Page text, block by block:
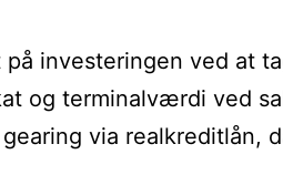
investeringen ved at
og terminalværdi ved
via realkreditlån,